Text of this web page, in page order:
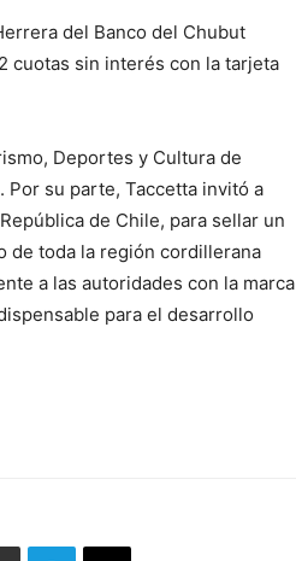
del Banco del Chubut
cuotas sin interés con la tarjeta
Deportes y Cultura de
Por su parte, Taccetta invitó a
de Chile, para sellar un
de toda la región cordillerana
a las autoridades con la marca
para el desarrollo